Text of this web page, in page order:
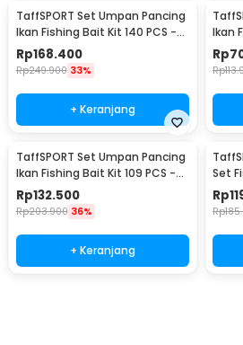
TaffSPORT Set Umpan Pancing
Ikan Fishing Bait Kit 140 PCS -
DWS250-E
Rp168.400
Rp249.900 33%
+ Keranjang
Ikan
Rp
Rp
TaffSPORT Set Umpan Pancing
Ikan Fishing Bait Kit 109 PCS -
DWS250-G
Rp132.500
Rp203.900 36%
+ Keranjang
Set
Rp
Rp